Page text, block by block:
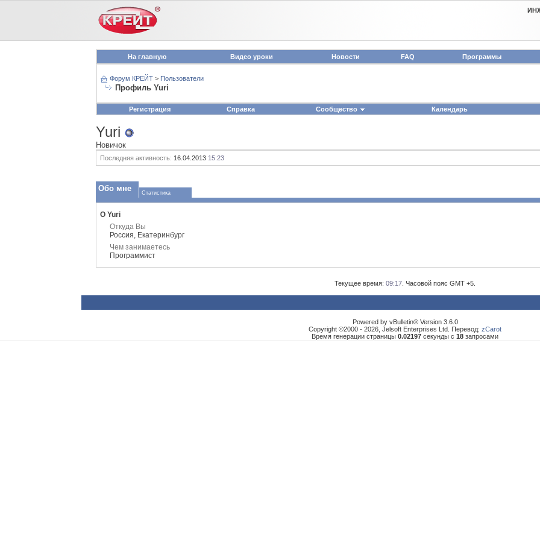
На главную Видео уроки Новости FAQ Программы
Форум КРЕЙТ > Пользователи
Профиль Yuri
Регистрация Справка Сообщество Календарь
Yuri
Новичок
Последняя активность: 16.04.2013 15:23
Обо мне Статистика
О Yuri
Откуда Вы
Россия, Екатеринбург
Чем занимаетесь
Программист
Текущее время: 09:17 . Часовой пояс GMT +5.
Powered by vBulletin® Version 3.6.0
Copyright ©2000 - 2026, Jelsoft Enterprises Ltd. Перевод: zCarot
Время генерации страницы 0.02197 секунды с 18 запросами